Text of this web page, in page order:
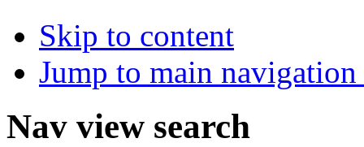
Skip to content
Jump to main
Nav view search